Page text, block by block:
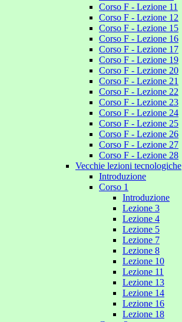
Corso F - Lezione 11
Corso F - Lezione 12
Corso F - Lezione 15
Corso F - Lezione 16
Corso F - Lezione 17
Corso F - Lezione 19
Corso F - Lezione 20
Corso F - Lezione 21
Corso F - Lezione 22
Corso F - Lezione 23
Corso F - Lezione 24
Corso F - Lezione 25
Corso F - Lezione 26
Corso F - Lezione 27
Corso F - Lezione 28
Vecchie lezioni tecnologiche
Introduzione
Corso 1
Introduzione
Lezione 3
Lezione 4
Lezione 5
Lezione 7
Lezione 8
Lezione 10
Lezione 11
Lezione 13
Lezione 14
Lezione 16
Lezione 18